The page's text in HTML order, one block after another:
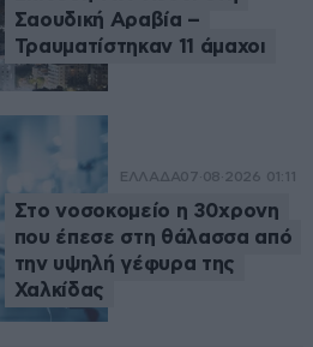
Σαουδική Αραβία –
Τραυματίστηκαν 11 άμαχοι
ΕΛΛΑΔΑ07·08·2026 01:11
Στο νοσοκομείο η 30χρονη
που έπεσε στη θάλασσα από
την υψηλή γέφυρα της
Χαλκίδας